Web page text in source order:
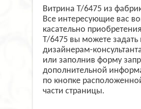
Витрина T/6475 из
Все интересующие вас
касательно
T/6475 вы можете
дизайнерам-
или заполнив форму
дополнительной
по кнопке
части страницы.